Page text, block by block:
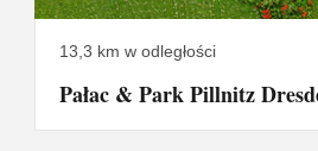
13,3 km w odległości
Pałac & Park Pillnitz